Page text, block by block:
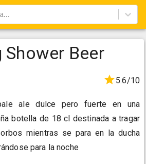
Shower Beer
5.6/10
ale dulce pero fuerte en una
botella de 18 cl destinada a tragar
mientras se para en la ducha
para la noche